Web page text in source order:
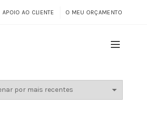
APOIO AO CLIENTE O MEU ORÇAMENTO